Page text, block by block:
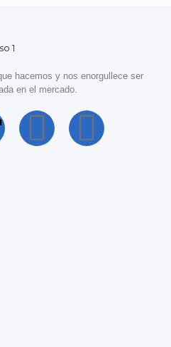
hacemos y nos enorgullece ser
en el mercado.